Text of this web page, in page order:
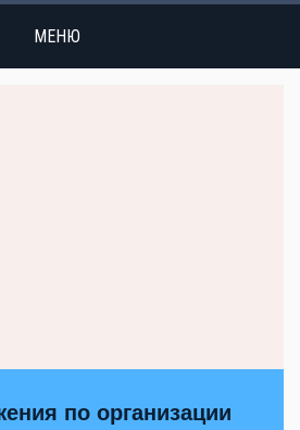
МЕНЮ
по организации